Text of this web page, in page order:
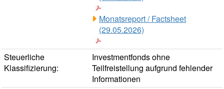
Monatsreport / Factsheet
(29.05.2026)
Steuerliche
Klassifizierung:
Investmentfonds ohne
Teilfreistellung aufgrund fehlender
Informationen